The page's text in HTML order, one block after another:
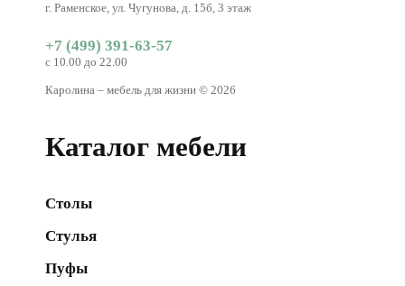
г. Раменское, ул. Чугунова, д. 15б, 3 этаж
+7 (499) 391-63-57
с 10.00 до 22.00
Каролина – мебель для жизни © 2026
Каталог мебели
Столы
Стулья
Пуфы